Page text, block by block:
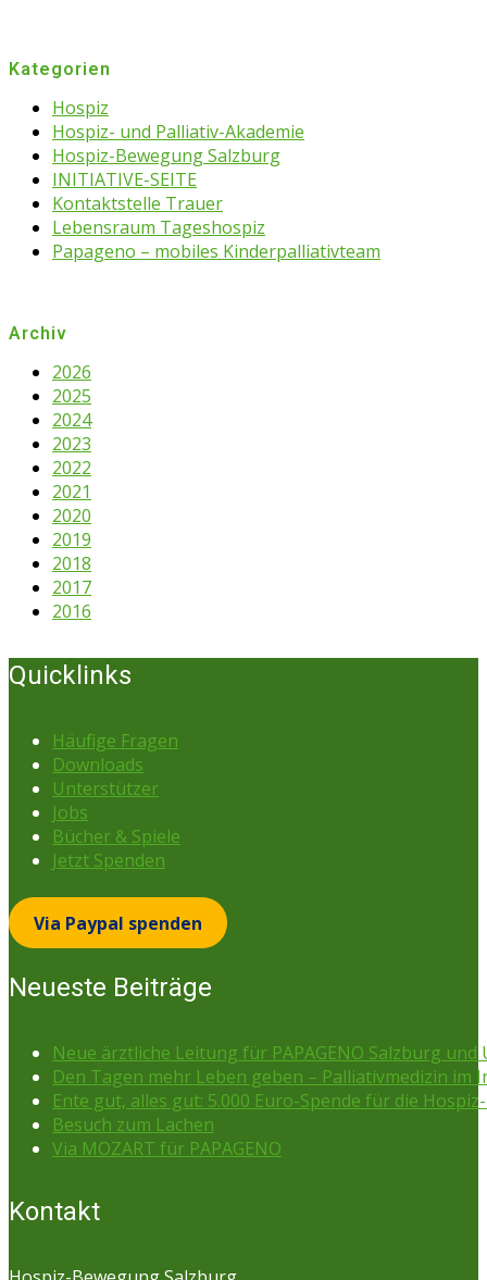
Kategorien
Hospiz
Hospiz- und Palliativ-Akademie
Hospiz-Bewegung Salzburg
INITIATIVE-SEITE
Kontaktstelle Trauer
Lebensraum Tageshospiz
Papageno – mobiles Kinderpalliativteam
Archiv
2026
2025
2024
2023
2022
2021
2020
2019
2018
2017
2016
Quicklinks
Häufige Fragen
Downloads
Unterstützer
Jobs
Bücher & Spiele
Jetzt Spenden
Via Paypal spenden
Neueste Beiträge
Neue ärztliche Leitung für PAPAGENO Salzburg und
Den Tagen mehr Leben geben – Palliativmedizin im
Ente gut, alles gut: 5.000 Euro-Spende für die
Besuch zum Lachen
Via MOZART für PAPAGENO
Kontakt